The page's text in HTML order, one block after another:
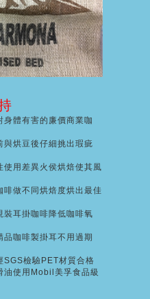
體有害的廉價商業咖
與烘豆後仔細挑出瑕疵
使用差異火侯烘焙使其風
啡做不同烘焙度烘出最佳
裝耳掛咖啡降低咖啡氧
咖啡製掛耳不用過期
SGS檢驗PET材質合格
油使用Mobil美孚食品級